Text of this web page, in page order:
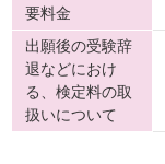
要料金
出願後の受験辞
退などにおけ
る、検定料の取
扱いについて